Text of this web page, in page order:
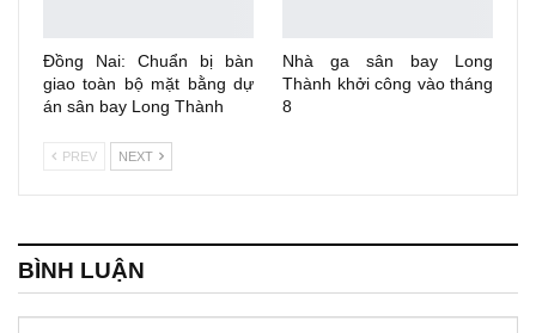
Đồng Nai: Chuẩn bị bàn
giao toàn bộ mặt bằng dự
án sân bay Long Thành
Nhà ga sân bay Long
Thành khởi công vào tháng
8
PREV NEXT
BÌNH LUẬN